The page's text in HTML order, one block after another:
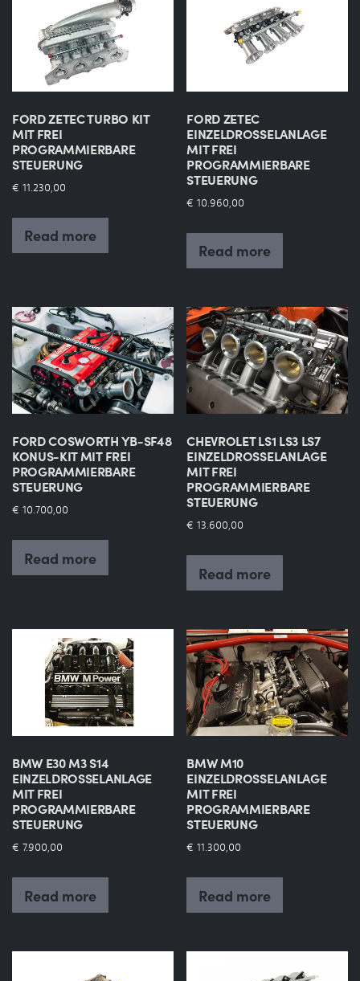
FORD ZETEC TURBO KIT
MIT FREI
PROGRAMMIERBARE
STEUERUNG
€ 11.230,00
Read more
FORD ZETEC
EINZELDROSSELANLAGE
MIT FREI
PROGRAMMIERBARE
STEUERUNG
€ 10.960,00
Read more
FORD COSWORTH YB-SF48
KONUS-KIT MIT FREI
PROGRAMMIERBARE
STEUERUNG
€ 10.700,00
Read more
CHEVROLET LS1 LS3 LS7
EINZELDROSSELANLAGE
MIT FREI
PROGRAMMIERBARE
STEUERUNG
€ 13.600,00
Read more
BMW E30 M3 S14
EINZELDROSSELANLAGE
MIT FREI
PROGRAMMIERBARE
STEUERUNG
€ 7.900,00
Read more
BMW M10
EINZELDROSSELANLAGE
MIT FREI
PROGRAMMIERBARE
STEUERUNG
€ 11.300,00
Read more